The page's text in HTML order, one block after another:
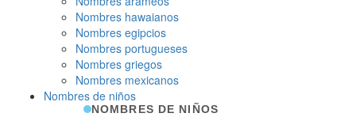
Nombres hawaianos
Nombres egipcios
Nombres portugueses
Nombres griegos
Nombres mexicanos
Nombres de niños
NOMBRES DE NIÑOS